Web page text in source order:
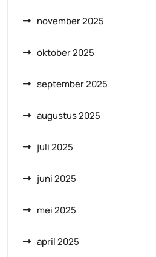
november 2025
oktober 2025
september 2025
augustus 2025
juli 2025
juni 2025
mei 2025
april 2025